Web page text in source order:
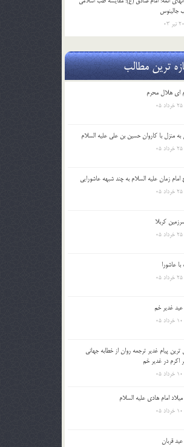
جالینوس
20 تیر 03
ترین مطالب
ای هلال محرم
به منزل با کاروان حسین بن علی علیه السلام
امام زمان علیه السلام به چند شبهه عاشورایی
کربلا
عاشورا
عید غدیر خم
ترین پیام غدیر ترجمه روان از خطابه جهانی
اکرم در غدیر خم
امام هادی علیه السلام
قربان